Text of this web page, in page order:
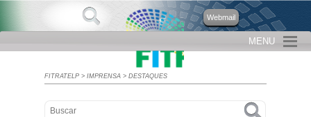
Webmail
MENU
FITRATELP > IMPRENSA > DESTAQUES